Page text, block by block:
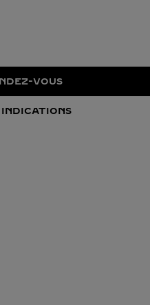
VOUS